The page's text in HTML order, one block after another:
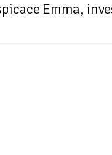
Emma,